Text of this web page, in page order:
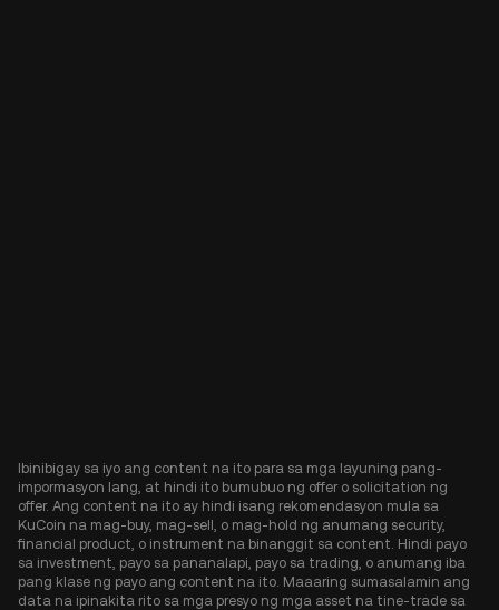
Ibinibigay sa iyo ang content na ito para sa mga layuning pang-
impormasyon lang, at hindi ito bumubuo ng offer o solicitation ng
offer. Ang content na ito ay hindi isang rekomendasyon mula sa
KuCoin na mag-buy, mag-sell, o mag-hold ng anumang security,
financial product, o instrument na binanggit sa content. Hindi payo
sa investment, payo sa pananalapi, payo sa trading, o anumang iba
pang klase ng payo ang content na ito. Maaaring sumasalamin ang
data na ipinakita rito sa mga presyo ng mga asset na tine-trade sa